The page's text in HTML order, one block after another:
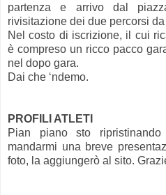
partenza e arrivo dal
rivisitazione dei due percorsi
Nel costo di iscrizione, il cui
è compreso un ricco pacco
nel dopo gara.
Dai che ‘ndemo.
PROFILI ATLETI
Pian piano sto
mandarmi una breve
foto, la aggiungerò al sito.